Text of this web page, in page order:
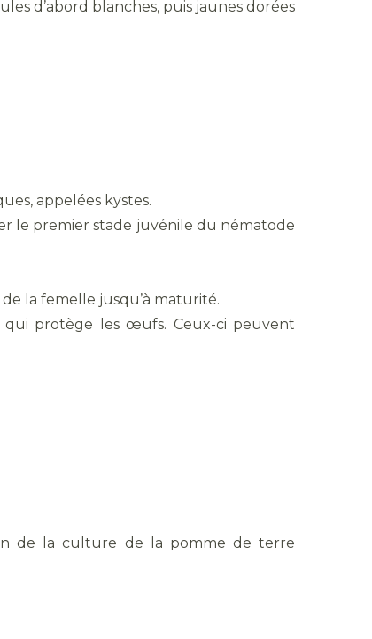
d’abord blanches, puis jaunes dorées
appelées kystes.
le premier stade juvénile du nématode
la femelle jusqu’à maturité.
protège les œufs. Ceux-ci peuvent
de la culture de la pomme de terre